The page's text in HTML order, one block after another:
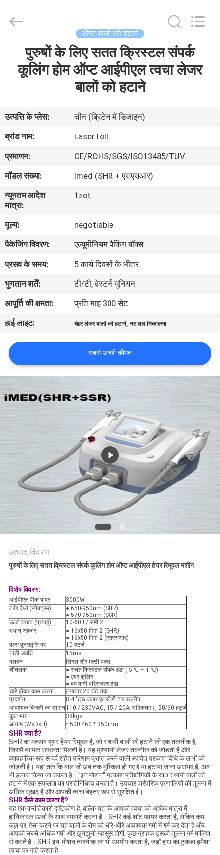
हमारे
बारे
में
कारखाना
भ्रमण
गुणवत्ता
नियंत्रण
साइटमैप
PRIVACY
POLICY
Rights
ऑप्ट बालों को हटाने
पुरुषों के लिए सतत क्रिस्टल संपर्क
कूलिंग होम ऑप्ट आईपीएल त्वचा लेजर
बालों को हटाने
उत्पत्ति के प्लेस:
चीन (ब्रिटेन में डिजाइन)
ब्रांड नाम:
LaserTell
प्रमाणन:
CE/ROHS/SGS/ISO13485/TUV
मॉडल संख्या:
Imed (SHR + एसएसआर)
न्यूनतम आदेश
मात्रा:
1set
मूल्य:
negotiable
पैकेजिंग विवरण:
एल्यूमीनियम पैकिंग बॉक्स
प्रसव के समय:
5 कार्य दिवसों के भीतर
भुगतान शर्तें:
टी/टी, वेस्टर्न यूनियन
आपूर्ति की क्षमता:
प्रति माह 300 सेट
हाई लाइट:
चेहरे लेजर बालों को हटाने,नर बाल निकालना
सबसे अच्छी कीमत
उत्पाद विवरण
पुरुषों के लिए सतत क्रिस्टल संपर्क कूलिंग होम ऑप्ट आईपीएल हेयर रिमूवल मशीन
विशेष विवरण:
आईपीएल पीक पावर
3000W
तरंग दैर्ध्य (स्पेक्ट्रम)
● 650-950nm (SHR)
● 570-950nm (SSR)
ऊर्जा घनत्व (प्रवाह)
10-60J / सेमी 2
स्थान आकार
● 16x50 मिमी 2 (SHR)
● 16x50 मिमी 2 (एसएसआर)
पल्स पुनरावृत्ति दर
10 हर्ट्ज
नाड़ी अवधि
15ms
दलहन
सिंगल और मल्टी-पल्स
शीतलक
● सतत क्रिस्टल संपर्क ठंडा (-5 ℃ ~ 1 ℃)
● एयर कूलिंग
● बंद पानी परिसंचरण ठंडा
खड़े होकर काम करना
लगातार 20 घंटे तक
प्रदर्शन
8.4 "ट्रू कलर एलसीडी टच स्क्रीन
आवश्यक बिजली का सामान110 / 230VAC, 15 / 20A अधिकतम।, 50/60 हर्ट्ज
कुल भार
38kgs
आयाम (WxDxH)
* 500 460 * 350mm
SHR क्या है?
SHR का मतलब सुपर हेयर रिमूवल है, जो स्थायी बालों को हटाने की एक तकनीक है,
जिसमें व्यापक सफलता मिलती है। यह प्रणाली लेजर तकनीक को जोड़ती है और
व्यावहारिक रूप से दर्द रहित परिणाम प्राप्त करने वाली स्पंदित प्रकाश विधि के लाभों को
जोड़ती है। यहां तक ​​कि बाल जो अब तक मुश्किल हो गए हैं या हटाया जाना असंभव है, अब
भी इलाज किया जा सकता है। "इन मोशन" प्रकाश प्रौद्योगिकी के साथ स्थायी बालों को
हटाने में एक सफलता का प्रतिनिधित्व करता है। उपचार पारंपरिक प्रणालियों की तुलना में
अधिक सुखद है और आपकी त्वचा बेहतर रूप से सुरक्षित है।
SHR कैसे काम करता है?
यह एक क्रांतिकारी दृष्टिकोण है, बल्कि यह कि आपकी त्वचा को अधिक मात्रा में
हानिकारक ऊर्जा के साथ बमबारी करना है। SHR कई शॉट फायर करता है, लेकिन कम
जूल पर, ऐसा करने पर यह बालों के रोम को धीरे-धीरे आवश्यक गर्मी में गर्म कर देता है और
आपको सबसे अधिक गर्मी और झुनझुनी महसूस होगी, कुछ ग्राहक इसकी तुलना गर्म मालिश
से करते हैं। SHR इन-मोशन तकनीक का भी उपयोग करता है, जहाँ हाथ का टुकड़ा हमेशा
त्वचा पर गति करता है।